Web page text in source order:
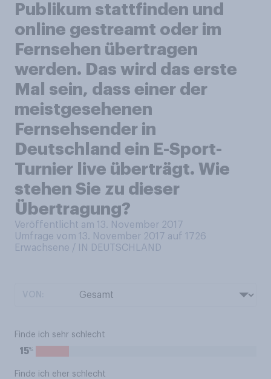
Publikum stattfinden und
online gestreamt oder im
Fernsehen übertragen
werden. Das wird das erste
Mal sein, dass einer der
meistgesehenen
Fernsehsender in
Deutschland ein E-Sport-
Turnier live überträgt. Wie
stehen Sie zu dieser
Übertragung?
Veröffentlicht am 13. November 2017
Umfrage vom 13. November 2017 auf 1726
Erwachsene / IN DEUTSCHLAND
Finde ich sehr schlecht
15%
Finde ich eher schlecht